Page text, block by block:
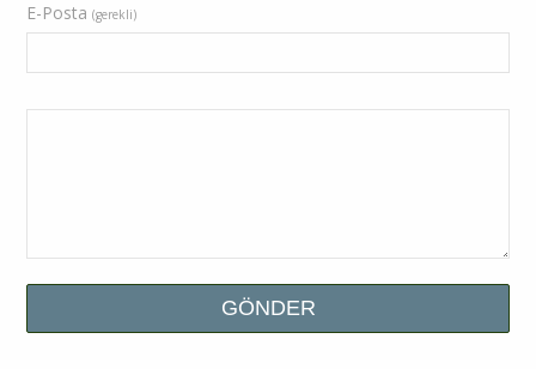
E-Posta (gerekli)